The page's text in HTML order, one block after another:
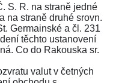
S. R. na straně jedné
na straně druhé srovn.
Germainské a čl. 231
těchto ustanovení
Co do Rakouska sr.
valut v četných